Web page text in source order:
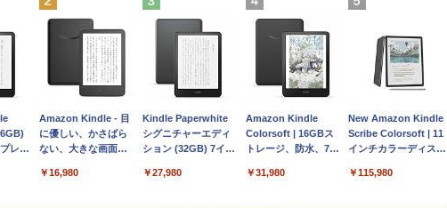
A18
イ
tomtoc 360°保護
15.6 16インチ パソコ
ンケース Dell NEC
dynabook Lenovo
￥2,952
Apple 2026
MacBook Air M5チ
ップ搭載13インチノ
Apple Intelligence、
￥261,414
【Amazon.co.jp限
定】 HP ノートパソ
コン 15-fd 15.6イン
512GB SSD インテ
￥129,800
FMV ノートパソコン
WE1-K3 (MS 365
Personal/Copilotキー
型/Core i5/16GB/SSD
￥139,880
ード
限定
テム
ロ
Microsoft Office
Home & Business
2024(最新 永続版)|オ
版|Windows11、
￥39,582
Robloxギフトカード
- 2,000 Robux 【限
定バーチャルアイテ
インゲームコード】
￥3,200
Robloxギフトカード
- 1000 Robux 【限定
バーチャルアイテム
ンゲームコード】 ロ
￥1,600
Windows版 |
Minecraft (マインクラ
フト): Java & Bedrock
ード版
￥3,600
公
版
AIイラスト表現辞典:
思い通りの絵を引き
出す プロンプトの言
ズ (はぴーイラスト
￥480
ClaudeCode いちば
んやさしい 教科書:
非エンジニア 初心者
マニュアル AI副業に
￥99
1冊ですべて身につく
HTML & CSSとWeb
デザイン入門講座
￥1,292
FM TOWNS ハイパ
ー・カタログ: 本体ハ
ードウェア・市販ソフ
トリストと最新エミュ
￥1,600
レ
バッ
Amazon Kindle - 目
に優しい、かさばら
ない、大きな画面で
続バッテリー、6イン
￥16,980
Kindle Paperwhite
シグニチャーエディ
ション (32GB) 7イン
るさ自動調整、色調
￥27,980
Amazon Kindle
Colorsoft | 16GBス
トレージ、防水、7イ
レイ、色調調節ライ
￥31,980
New Amazon Kindle
Scribe Colorsoft | 11
インチカラーディスプ
ジ、ノート機能搭載、
￥115,980